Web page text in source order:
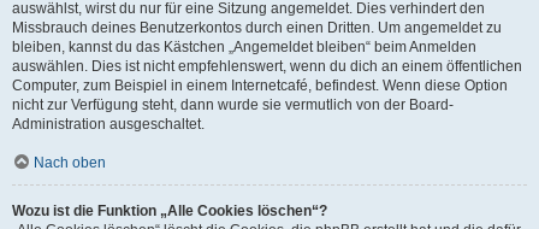
auswählst, wirst du nur für eine Sitzung angemeldet. Dies verhindert den
Missbrauch deines Benutzerkontos durch einen Dritten. Um angemeldet zu
bleiben, kannst du das Kästchen „Angemeldet bleiben“ beim Anmelden
auswählen. Dies ist nicht empfehlenswert, wenn du dich an einem öffentlichen
Computer, zum Beispiel in einem Internetcafé, befindest. Wenn diese Option
nicht zur Verfügung steht, dann wurde sie vermutlich von der Board-
Administration ausgeschaltet.
Nach oben
Wozu ist die Funktion „Alle Cookies löschen“?